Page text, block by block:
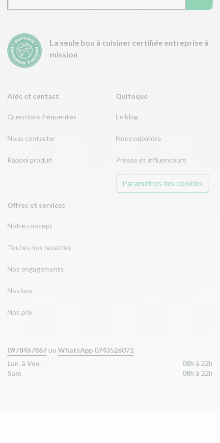
Aide et contact
Questions fréquentes
Nous contacter
Rappel produit
Offres et services
Notre concept
Toutes nos recettes
Nos engagements
Nos box
Nos prix
Quitoque
Le blog
Nous rejoindre
Presse et influenceurs
Paramètres des cookies
La seule box à cuisiner certifiée entreprise à
mission
0978467867 ou WhatsApp 0743526071
Lun. à Ven.
08h à 22h
Sam.
08h à 22h